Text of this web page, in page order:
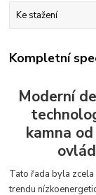
Ke stažení
Kompletní
Moderní
kamna
Tato řada byla
trendu